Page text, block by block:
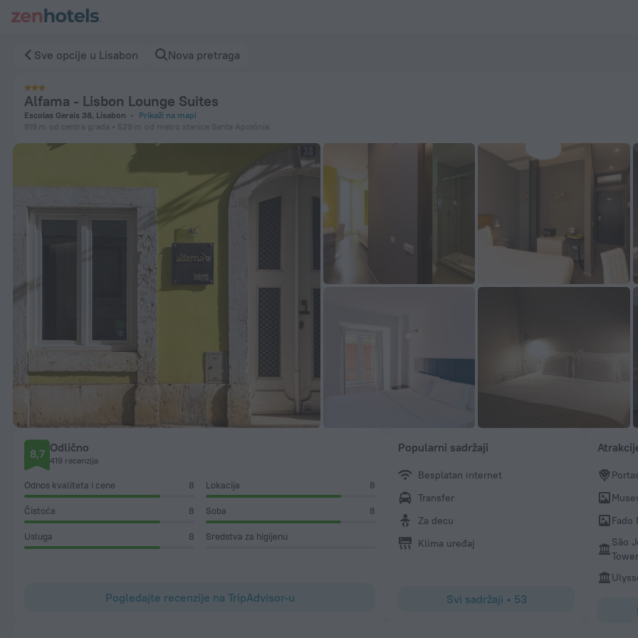
Sve opcije u Lisabon Nova pretraga
Alfama - Lisbon Lounge Suites
Escolas Gerais 38, Lisabon
Prikaži na mapi
819 m
od centra grada 529 m od metro stanice Santa Apolónia
8,7 Odlično
419 recenzija
Odnos kvaliteta i cene 8 Lokacija 8
Čistoća 8 Soba 8
Usluga 8 Sredstva za higijenu
Pogledajte recenzije na TripAdvisor-u
Popularni sadržaji
Besplatan internet
Transfer
Za decu
Klima uređaj
Svi sadržaji • 53
Fado
São
Tower
Alfama - Lisbon Lounge Suites u Lisabon - Rezervišite odmah preko ZenHotels.com